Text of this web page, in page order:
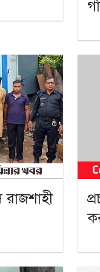
রাজশাহী